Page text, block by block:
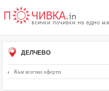
ДЕЛЧЕВО
Към всички оферти